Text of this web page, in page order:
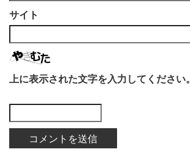
サイト
上に表示された文字を入力してください。